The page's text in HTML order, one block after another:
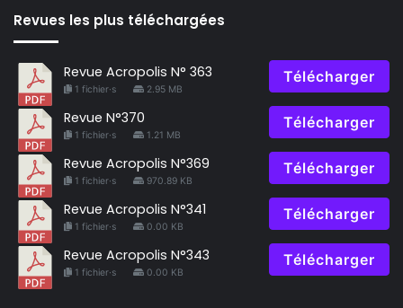
Revues les plus téléchargées
Revue Acropolis N° 363
1 fichier·s 2.95 MB
Télécharger
Revue N°370
1 fichier·s 1.21 MB
Télécharger
Revue Acropolis N°369
1 fichier·s 970.89 KB
Télécharger
Revue Acropolis N°341
1 fichier·s 0.00 KB
Télécharger
Revue Acropolis N°343
1 fichier·s 0.00 KB
Télécharger